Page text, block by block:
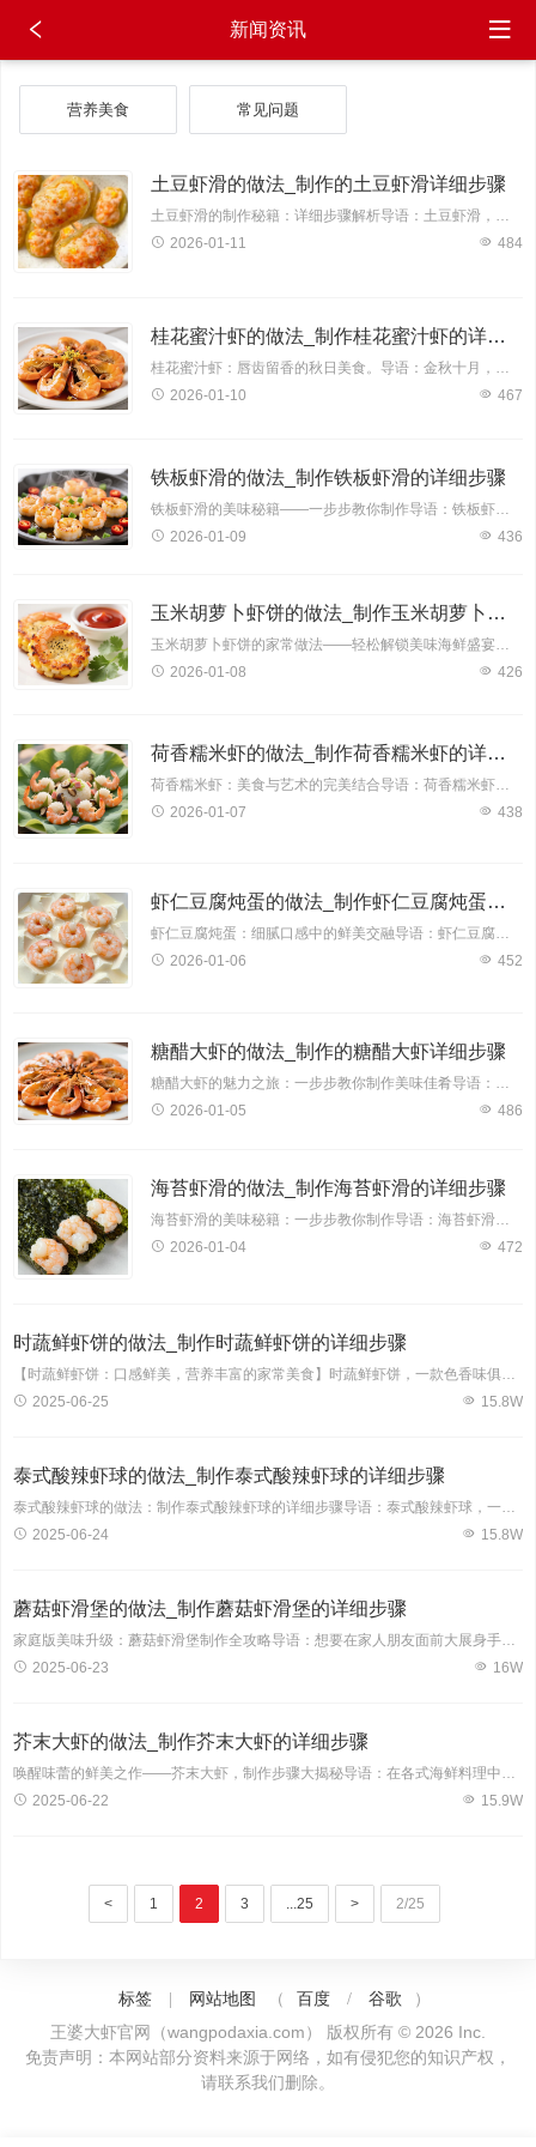
新闻资讯
营养美食 常见问题
土豆虾滑的做法_制作的土豆虾滑详细步骤
土豆虾滑的制作秘籍：详细步骤解析导语：土豆虾滑，一道色香味俱佳的家常菜，凭借其鲜美的口感和丰富的营养，深受大家喜爱。今天，就让我来为您揭开土豆虾滑的神秘面纱，手把手教您
2026-01-11
484
桂花蜜汁虾的做法_制作桂花蜜汁虾的详细步骤
桂花蜜汁虾：唇齿留香的秋日美食。导语：金秋十月，丹桂飘香。在这个收获的季节，让我们的味蕾也收获一份甜蜜。今天，就为大家带来一款色香味俱佳的桂花蜜汁虾，让你在家也能轻松享受这道秋日美食。
2026-01-10
467
铁板虾滑的做法_制作铁板虾滑的详细步骤
铁板虾滑的美味秘籍——一步步教你制作导语：铁板虾滑，一道色香味俱全的海鲜美食，凭借其鲜嫩的口感、丰富的营养价值和简单的制作方法，深受广大美食爱好者的喜爱。今天，就让我为
2026-01-09
436
玉米胡萝卜虾饼的做法_制作玉米胡萝卜虾饼的详细步骤
玉米胡萝卜虾饼的家常做法——轻松解锁美味海鲜盛宴导语：想要在家轻松制作一款美味又营养的海鲜佳肴吗？今天，就为大家带来一款简单易学的玉米胡萝卜虾饼，让你在家也能享受到鲜美
2026-01-08
426
荷香糯米虾的做法_制作荷香糯米虾的详细步骤
荷香糯米虾：美食与艺术的完美结合导语：荷香糯米虾，一道色香味俱佳的佳肴，不仅让人品尝到美食的魅力，还能感受到艺术的韵味。今天，就让我为您揭秘荷香糯米虾的独家做法，带您体
2026-01-07
438
虾仁豆腐炖蛋的做法_制作虾仁豆腐炖蛋的详细步骤
虾仁豆腐炖蛋：细腻口感中的鲜美交融导语：虾仁豆腐炖蛋，一道融合了海鲜与豆制品的佳肴，口感细腻，营养均衡。下面，让我们一起走进这道美味的制作过程，感受虾仁与豆腐的鲜美交融
2026-01-06
452
糖醋大虾的做法_制作的糖醋大虾详细步骤
糖醋大虾的魅力之旅：一步步教你制作美味佳肴导语：糖醋大虾，一道色香味俱佳的传统名菜，以其鲜美的口感和丰富的营养深受大家喜爱。今天，就让我带领大家详细了解糖醋大虾的制作过
2026-01-05
486
海苔虾滑的做法_制作海苔虾滑的详细步骤
海苔虾滑的美味秘籍：一步步教你制作导语：海苔虾滑，一款口感鲜美、营养丰富的佳肴，深受大众喜爱。今天，就让我为大家揭秘这道美味的制作过程，手把手教你制作海苔虾滑。一、材
2026-01-04
472
时蔬鲜虾饼的做法_制作时蔬鲜虾饼的详细步骤
【时蔬鲜虾饼：口感鲜美，营养丰富的家常美食】时蔬鲜虾饼，一款色香味俱佳的家常美食，深受大家喜爱。它将新鲜的虾仁与时蔬巧妙地结合在一起，既保证了营养的丰富性，又让口感层次更加丰富。下面，我将为您详细介绍制作时蔬鲜虾饼的详细步骤，让您轻松学会这款美味佳肴。【制作时蔬鲜虾饼的食材】主料：虾仁、胡萝卜、玉米粒、青豆、洋葱辅料：鸡蛋、面粉、
2025-06-25
15.8W
泰式酸辣虾球的做法_制作泰式酸辣虾球的详细步骤
泰式酸辣虾球的做法：制作泰式酸辣虾球的详细步骤导语：泰式酸辣虾球，一道充满东南亚风情的美食，以其鲜美的口感、酸辣的味道征服了无数食客的味蕾。今天，让我们一起来学习如何制作这道美味佳肴，将热带风情融入家的温馨。一、泰式酸辣虾球食材准备1. 新鲜大虾500克2. 调料：鱼露、柠檬汁、蒜末、辣椒末、香菜、糖、盐、泰式辣椒酱、橄榄油二、制作泰式酸辣虾
2025-06-24
15.8W
蘑菇虾滑堡的做法_制作蘑菇虾滑堡的详细步骤
家庭版美味升级：蘑菇虾滑堡制作全攻略导语：想要在家人朋友面前大展身手，不妨尝试制作这款创意美食——蘑菇虾滑堡。鲜美的虾滑搭配浓郁的蘑菇，口感丰富，营养丰富。下面，就让我们一起来学习如何制作这款美味佳肴吧！一、材料准备1. 主料：新鲜虾仁300克、蘑菇100克；2. 辅料：鸡蛋1个、面包糠适量、面粉适量；3. 调料：盐、胡椒粉、料酒、生抽、葱姜蒜、植物油
2025-06-23
16W
芥末大虾的做法_制作芥末大虾的详细步骤
唤醒味蕾的鲜美之作——芥末大虾，制作步骤大揭秘导语：在各式海鲜料理中，芥末大虾以其独特的口感和清新辛辣的味道备受食客喜爱。今天，就让我们来揭开这道美味佳肴的神秘面纱，一步步教您制作出地道的芥末大虾。一、材料准备1. 新鲜大虾500克；2. 芥末适量；3. 蒜末1茶匙；4. 姜末1茶匙；5. 酱油2茶匙；6. 白糖1茶匙；7. 料酒1茶匙；8. 盐适量；9. 植物油适量。二、制作
2025-06-22
15.9W
< 1 2 3 ...25 > 2/25
标签 网站地图 （ 百度 / 谷歌 ）
王婆大虾官网（wangpodaxia.com） 版权所有 © 2026 Inc.
免责声明：本网站部分资料来源于网络，如有侵犯您的知识产权，
请联系我们删除。